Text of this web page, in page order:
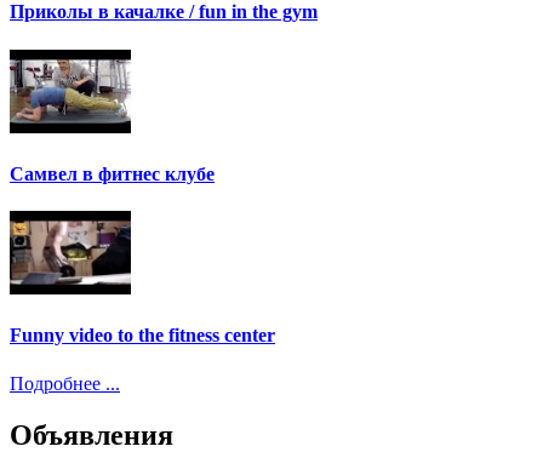
Приколы в качалке / fun in the gym
Самвел в фитнес клубе
Funny video to the fitness center
Подробнее ...
Объявления